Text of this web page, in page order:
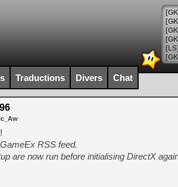
Traductions Divers Chat
!
RSS feed.
are now run before initialising DirectX